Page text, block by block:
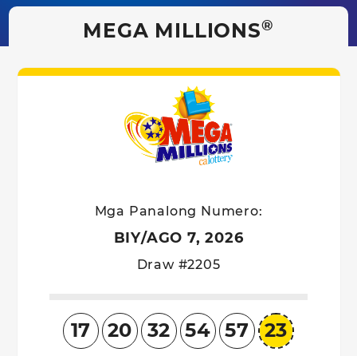
MEGA MILLIONS®
Mega
Mga Panalong Numero:
BIY/AGO 7, 2026
Draw #2205
17 20 32 54 57 23